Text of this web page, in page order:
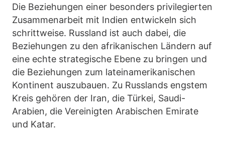
Die Beziehungen einer besonders privilegierten
Zusammenarbeit mit Indien entwickeln sich
schrittweise. Russland ist auch dabei, die
Beziehungen zu den afrikanischen Ländern auf
eine echte strategische Ebene zu bringen und
die Beziehungen zum lateinamerikanischen
Kontinent auszubauen. Zu Russlands engstem
Kreis gehören der Iran, die Türkei, Saudi-
Arabien, die Vereinigten Arabischen Emirate
und Katar.